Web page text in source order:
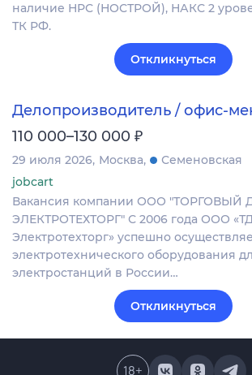
наличие НРС (НОСТРОЙ), НАКС 2
ТК РФ.
Откликнуться
Делопроизводитель / офис-
110 000–130 000 ₽
29 июля 2026 Москва
Семеновская
jobcart
Вакансия компании ООО
ЭЛЕКТРОТЕХТОРГ" С 2006 года ООО
Электротехторг» успешно
электротехнического оборудования
электростанций в России…
Откликнуться
18+